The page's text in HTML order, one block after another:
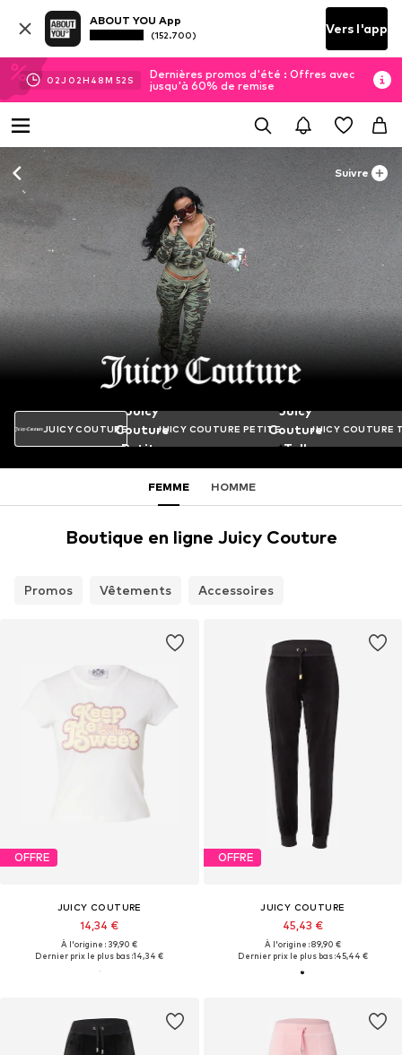
ABOUT YOU App
(152.700) Vers l'app
02J 02H 48M 50 S
Dernières promos d'été : Offres avec
jusqu'à 60% de remise
Suivre
JUICY COUTURE
Juicy
Couture
Petite
JUICY COUTURE PETITE
Juicy
Couture
Tall
JUICY COUTURE
FEMME HOMME
Boutique en ligne Juicy Couture
Promos Vêtements Accessoires
OFFRE
JUICY COUTURE
14,34 €
À l'origine : 39,90 €
Dernier prix le plus bas :14,34 €
OFFRE
JUICY COUTURE
45,43 €
À l'origine : 89,90 €
Dernier prix le plus bas :45,44 €